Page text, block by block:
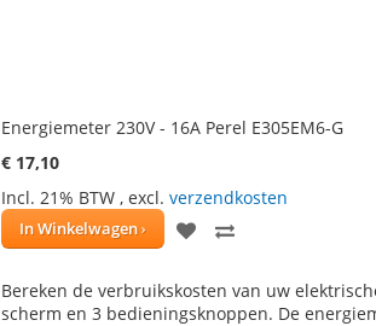
Energiemeter 230V - 16A Perel E305EM6-G
€ 17,10
Incl. 21% BTW , excl. verzendkosten
In Winkelwagen
VOEG
AANTE
Bereken de verbruikskosten van uw
scherm en 3 bedieningsknoppen. De